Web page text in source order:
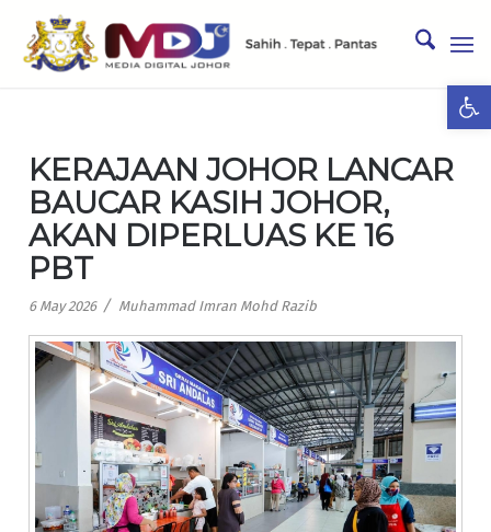
KERAJAAN JOHOR LANCAR
BAUCAR KASIH JOHOR,
AKAN DIPERLUAS KE 16
PBT
6 May 2026 / Muhammad Imran Mohd Razib